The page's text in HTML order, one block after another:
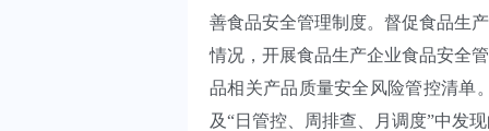
善食品安全管理制度。督促食品生
情况，开展食品生产企业食品安全
品相关产品质量安全风险管控清单
及“日管控、周排查、月调度”中发